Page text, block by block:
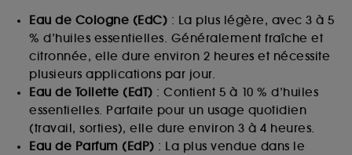
Eau de Cologne (EdC) : La plus légère, avec 3 à 5
% d’huiles essentielles. Généralement fraîche et
citronnée, elle dure environ 2 heures et nécessite
plusieurs applications par jour.
Eau de Toilette (EdT) : Contient 5 à 10 % d’huiles
essentielles. Parfaite pour un usage quotidien
(travail, sorties), elle dure environ 3 à 4 heures.
Eau de Parfum (EdP) : La plus vendue dans le